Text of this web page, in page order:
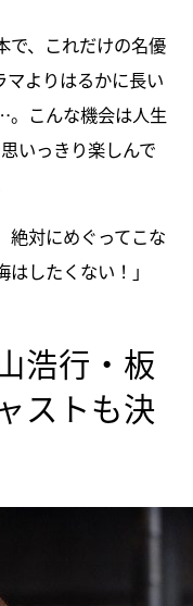
で、これだけの名優
マよりはるかに長い
こんな機会は人生
いっきり楽しんで
絶対にめぐってこな
したくない！」
浩行・板
ストも決